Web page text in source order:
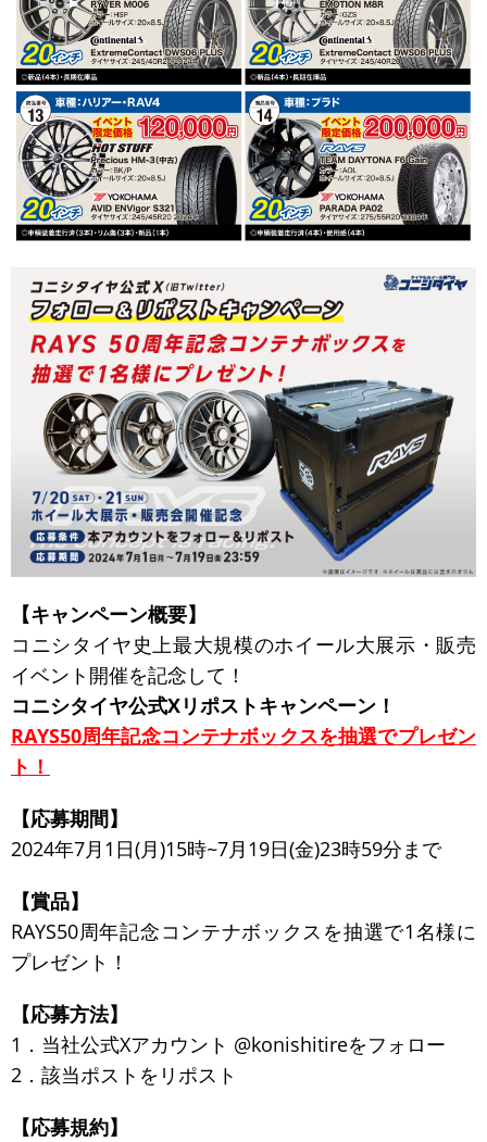
【キャンペーン概要】
コニシタイヤ史上最大規模のホイール大展示・販売
イベント開催を記念して！
コニシタイヤ公式Xリポストキャンペーン！
RAYS50周年記念コンテナボックスを抽選でプレゼン
ト！
【応募期間】
2024年7月1日(月)15時~7月19日(金)23時59分まで
【賞品】
RAYS50周年記念コンテナボックスを抽選で1名様に
プレゼント！
【応募方法】
1．当社公式Xアカウント @konishitireをフォロー
2．該当ポストをリポスト
【応募規約】